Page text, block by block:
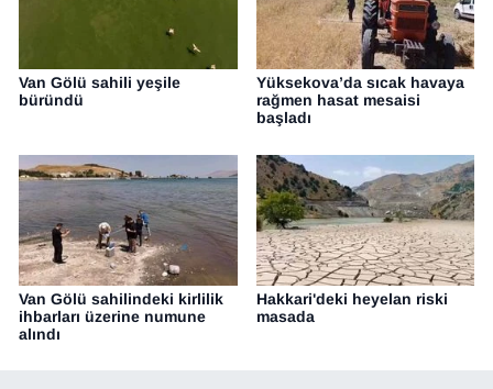
Van Gölü sahili yeşile
büründü
Yüksekova’da sıcak havaya
rağmen hasat mesaisi
başladı
Van Gölü sahilindeki kirlilik
ihbarları üzerine numune
alındı
Hakkari'deki heyelan riski
masada